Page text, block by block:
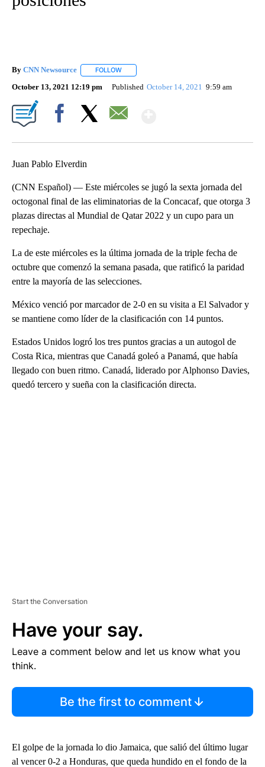
By CNN Newsource FOLLOW
October 13, 2021 12:19 pm Published October 14, 2021 9:59 am
Juan Pablo Elverdin
(CNN Español) — Este miércoles se jugó la sexta jornada del
octogonal final de las eliminatorias de la Concacaf, que otorga 3
plazas directas al Mundial de Qatar 2022 y un cupo para un
repechaje.
La de este miércoles es la última jornada de la triple fecha de
octubre que comenzó la semana pasada, que ratificó la paridad
entre la mayoría de las selecciones.
México venció por marcador de 2-0 en su visita a El Salvador y
se mantiene como líder de la clasificación con 14 puntos.
Estados Unidos logró los tres puntos gracias a un autogol de
Costa Rica, mientras que Canadá goleó a Panamá, que había
llegado con buen ritmo. Canadá, liderado por Alphonso Davies,
quedó tercero y sueña con la clasificación directa.
Start the Conversation
Have your say.
Leave a comment below and let us know what you
think.
Be the first to comment
El golpe de la jornada lo dio Jamaica, que salió del último lugar
al vencer 0-2 a Honduras, que queda hundido en el fondo de la